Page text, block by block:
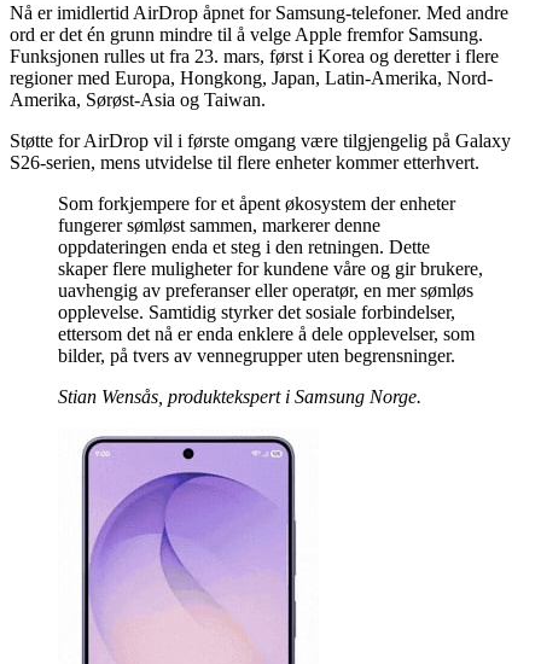
Nå er imidlertid AirDrop åpnet for Samsung-telefoner. Med andre
ord er det én grunn mindre til å velge Apple fremfor Samsung.
Funksjonen rulles ut fra 23. mars, først i Korea og deretter i flere
regioner med Europa, Hongkong, Japan, Latin-Amerika, Nord-
Amerika, Sørøst-Asia og Taiwan.
Støtte for AirDrop vil i første omgang være tilgjengelig på Galaxy
S26-serien, mens utvidelse til flere enheter kommer etterhvert.
Som forkjempere for et åpent økosystem der enheter
fungerer sømløst sammen, markerer denne
oppdateringen enda et steg i den retningen. Dette
skaper flere muligheter for kundene våre og gir brukere,
uavhengig av preferanser eller operatør, en mer sømløs
opplevelse. Samtidig styrker det sosiale forbindelser,
ettersom det nå er enda enklere å dele opplevelser, som
bilder, på tvers av vennegrupper uten begrensninger.
Stian Wensås, produktekspert i Samsung Norge.